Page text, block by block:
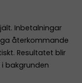
Inbetalningar
återkommande
Resultatet blir
bakgrunden